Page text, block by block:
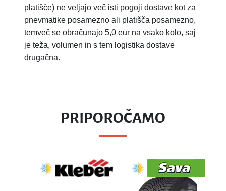
platišče) ne veljajo več isti pogoji dostave kot za
pnevmatike posamezno ali platišča posamezno,
temveč se obračunajo 5,0 eur na vsako kolo, saj
je teža, volumen in s tem logistika dostave
drugačna.
PRIPOROČAMO